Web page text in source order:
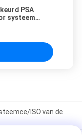
PSA
systeem
ISO van de